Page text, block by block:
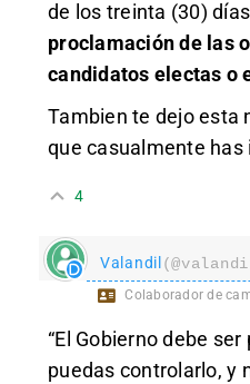
de los treinta (30)
proclamación de las
candidatos electas o
Tambien te dejo esta
que casualmente has
4
Valandil
Colaborador de
“El Gobierno debe
puedas controlarlo, y